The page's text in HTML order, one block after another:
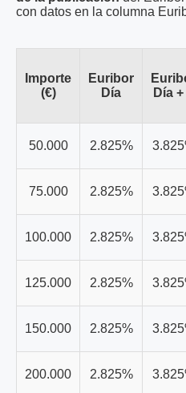
con datos en la columna
Importe
(€)
Euribor
Día
Día
50.000 2.825%
75.000 2.825%
100.000 2.825%
125.000 2.825%
150.000 2.825%
200.000 2.825%